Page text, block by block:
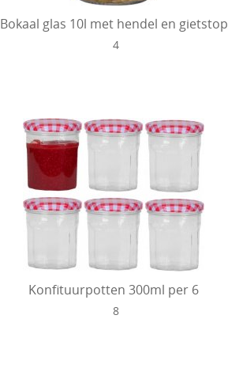
Bokaal glas 10l met hendel en gietstop
4
Konfituurpotten 300ml per 6
8